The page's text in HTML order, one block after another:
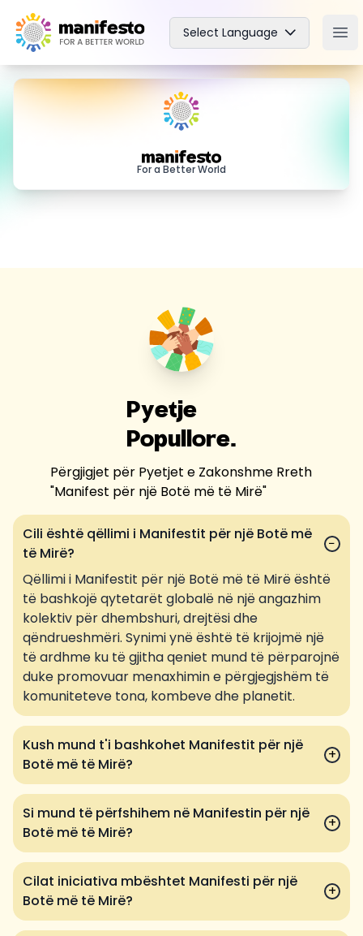
Your Company
Select Language
Manifesto
For a Better World
Pyetje
Popullore.
Përgjigjet për Pyetjet e Zakonshme Rreth
"Manifest për një Botë më të Mirë"
Cili është qëllimi i Manifestit për një Botë më
të Mirë?
−
Qëllimi i Manifestit për një Botë më të Mirë është
të bashkojë qytetarët globalë në një angazhim
kolektiv për dhembshuri, drejtësi dhe
qëndrueshmëri. Synimi ynë është të krijojmë një
të ardhme ku të gjitha qeniet mund të përparojnë
duke promovuar menaxhimin e përgjegjshëm të
komuniteteve tona, kombeve dhe planetit.
Kush mund t'i bashkohet Manifestit për një
Botë më të Mirë?
+
Si mund të përfshihem në Manifestin për një
Botë më të Mirë?
+
Cilat iniciativa mbështet Manifesti për një
Botë më të Mirë?
+